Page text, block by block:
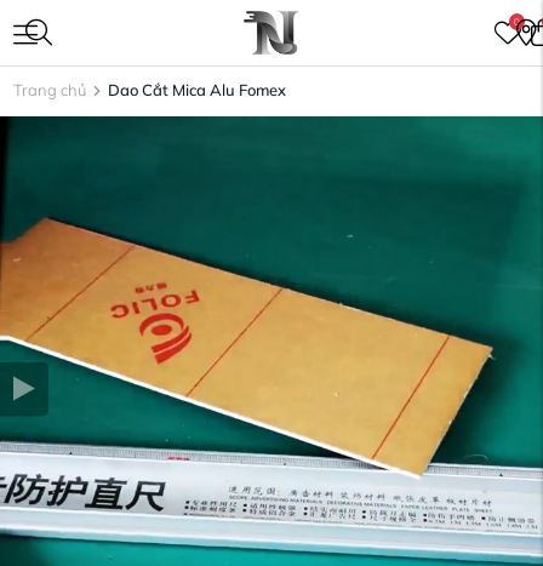
0
Trang chủ Dao Cắt Mica Alu Fomex